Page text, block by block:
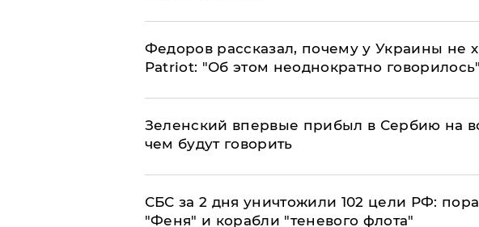
Федоров рассказал, почему у Украины не
Patriot: "Об этом неоднократно говорилось"
Зеленский впервые прибыл в Сербию на
чем будут говорить
СБС за 2 дня уничтожили 102 цели РФ:
"Феня" и корабли "теневого флота"